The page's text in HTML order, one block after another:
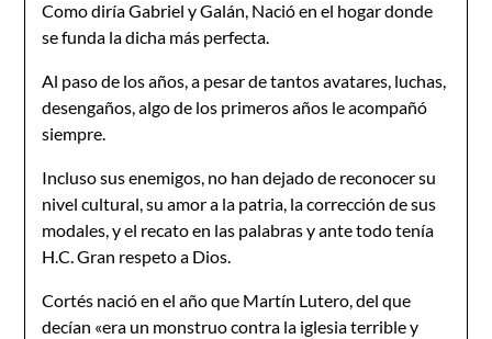
Como diría Gabriel y Galán, Nació en el hogar donde
se funda la dicha más perfecta.
Al paso de los años, a pesar de tantos avatares, luchas,
desengaños, algo de los primeros años le acompañó
siempre.
Incluso sus enemigos, no han dejado de reconocer su
nivel cultural, su amor a la patria, la corrección de sus
modales, y el recato en las palabras y ante todo tenía
H.C. Gran respeto a Dios.
Cortés nació en el año que Martín Lutero, del que
decían «era un monstruo contra la iglesia terrible y